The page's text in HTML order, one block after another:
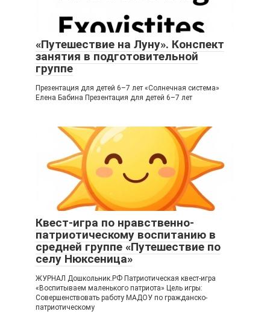
«Путешествие на Луну». Конспект
занятия в подготовительной
группе
Презентация для детей 6–7 лет «Солнечная система»
Елена Бабина Презентация для детей 6–7 лет
Квест-игра по нравственно-
патриотическому воспитанию в
средней группе «Путешествие по
селу Нюксеница»
ЖУРНАЛ Дошкольник.РФ Патриотическая квест-игра
«Воспитываем маленького патриота» Цель игры:
Совершенствовать работу МАДОУ по гражданско-
патриотическому